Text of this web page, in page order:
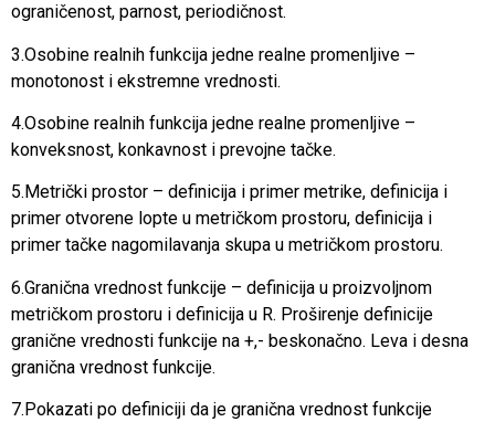
ograničenost, parnost, periodičnost.
3.Osobine realnih funkcija jedne realne promenljive –
monotonost i ekstremne vrednosti.
4.Osobine realnih funkcija jedne realne promenljive –
konveksnost, konkavnost i prevojne tačke.
5.Metrički prostor – definicija i primer metrike, definicija i
primer otvorene lopte u metričkom prostoru, definicija i
primer tačke nagomilavanja skupa u metričkom prostoru.
6.Granična vrednost funkcije – definicija u proizvoljnom
metričkom prostoru i definicija u R. Proširenje definicije
granične vrednosti funkcije na +,- beskonačno. Leva i desna
granična vrednost funkcije.
7.Pokazati po definiciji da je granična vrednost funkcije